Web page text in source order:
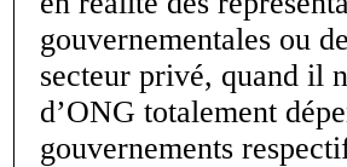
gouvernementales ou
secteur privé, quand il
d’ONG totalement
gouvernements